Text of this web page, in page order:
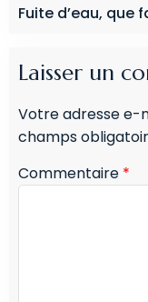
Fuite d’eau, que
Laisser un
Votre adresse e-
champs
Commentaire *